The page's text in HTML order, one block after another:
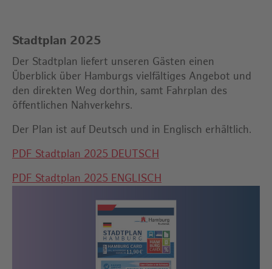
Stadtplan 2025
Der Stadtplan liefert unseren Gästen einen
Überblick über Hamburgs vielfältiges Angebot und
den direkten Weg dorthin, samt Fahrplan des
öffentlichen Nahverkehrs.
Der Plan ist auf Deutsch und in Englisch erhältlich.
PDF Stadtplan 2025 DEUTSCH
PDF Stadtplan 2025 ENGLISCH